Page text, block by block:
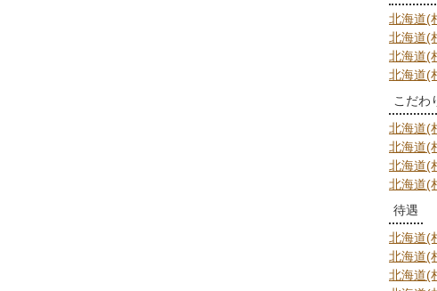
北海道(
北海道(
北海道(
北海道(
こだわ
北海道(
北海道(
北海道(
北海道(
待遇
北海道(
北海道(
北海道(